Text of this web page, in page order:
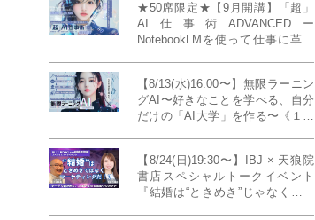
★50席限定★【9月開講】「超」
AI仕事術ADVANCEDー
NotebookLMを使って仕事に革命
【8/13(水)16:00〜】無限ラーニン
グAI〜好きなことを学べる、自分
だけの「AI大学」を作る〜《１日
【8/24(日)19:30〜】IBJ × 天狼院
書店スペシャルトークイベント
『結婚は“ときめき”じゃなくて、